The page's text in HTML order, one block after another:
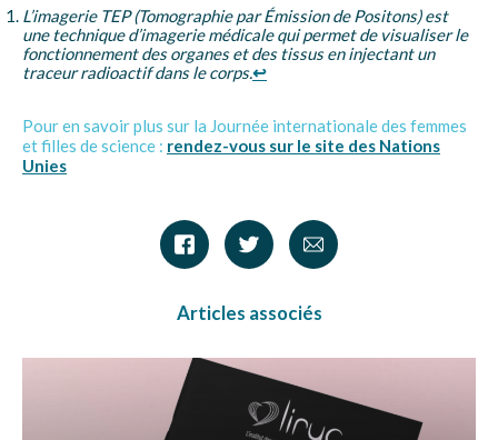
L’imagerie TEP (Tomographie par Émission de Positons) est
une technique d’imagerie médicale qui permet de visualiser le
fonctionnement des organes et des tissus en injectant un
traceur radioactif dans le corps.↩︎
Pour en savoir plus sur la Journée internationale des femmes
et filles de science : rendez-vous sur le site des Nations
Unies
Articles associés